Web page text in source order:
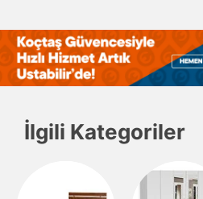
İlgili Kategoriler